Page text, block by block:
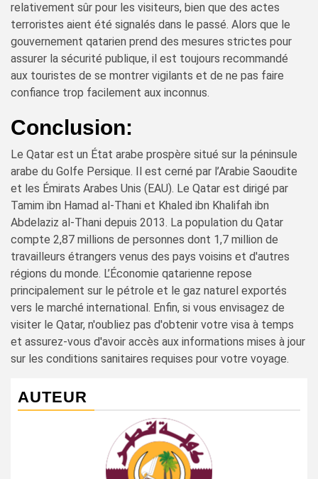
relativement sûr pour les visiteurs, bien que des actes
terroristes aient été signalés dans le passé. Alors que le
gouvernement qatarien prend des mesures strictes pour
assurer la sécurité publique, il est toujours recommandé
aux touristes de se montrer vigilants et de ne pas faire
confiance trop facilement aux inconnus.
Conclusion:
Le Qatar est un État arabe prospère situé sur la péninsule
arabe du Golfe Persique. Il est cerné par l’Arabie Saoudite
et les Émirats Arabes Unis (EAU). Le Qatar est dirigé par
Tamim ibn Hamad al-Thani et Khaled ibn Khalifah ibn
Abdelaziz al-Thani depuis 2013. La population du Qatar
compte 2,87 millions de personnes dont 1,7 million de
travailleurs étrangers venus des pays voisins et d'autres
régions du monde. L’Économie qatarienne repose
principalement sur le pétrole et le gaz naturel exportés
vers le marché international. Enfin, si vous envisagez de
visiter le Qatar, n'oubliez pas d'obtenir votre visa à temps
et assurez-vous d'avoir accès aux informations mises à jour
sur les conditions sanitaires requises pour votre voyage.
AUTEUR